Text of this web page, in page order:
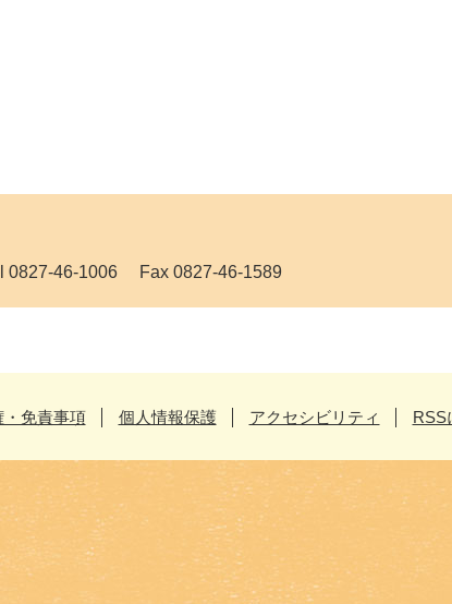
46-1006 Fax 0827-46-1589
・免責事項 個人情報保護 アクセシビリティ RSS